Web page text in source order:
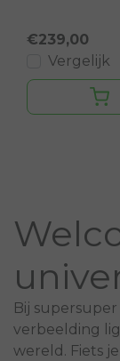
€239,00
Vergelijk
Bij
verbeelding
wereld. Fiets